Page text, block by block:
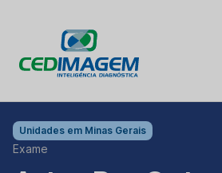
Unidades em Minas Gerais
Exame